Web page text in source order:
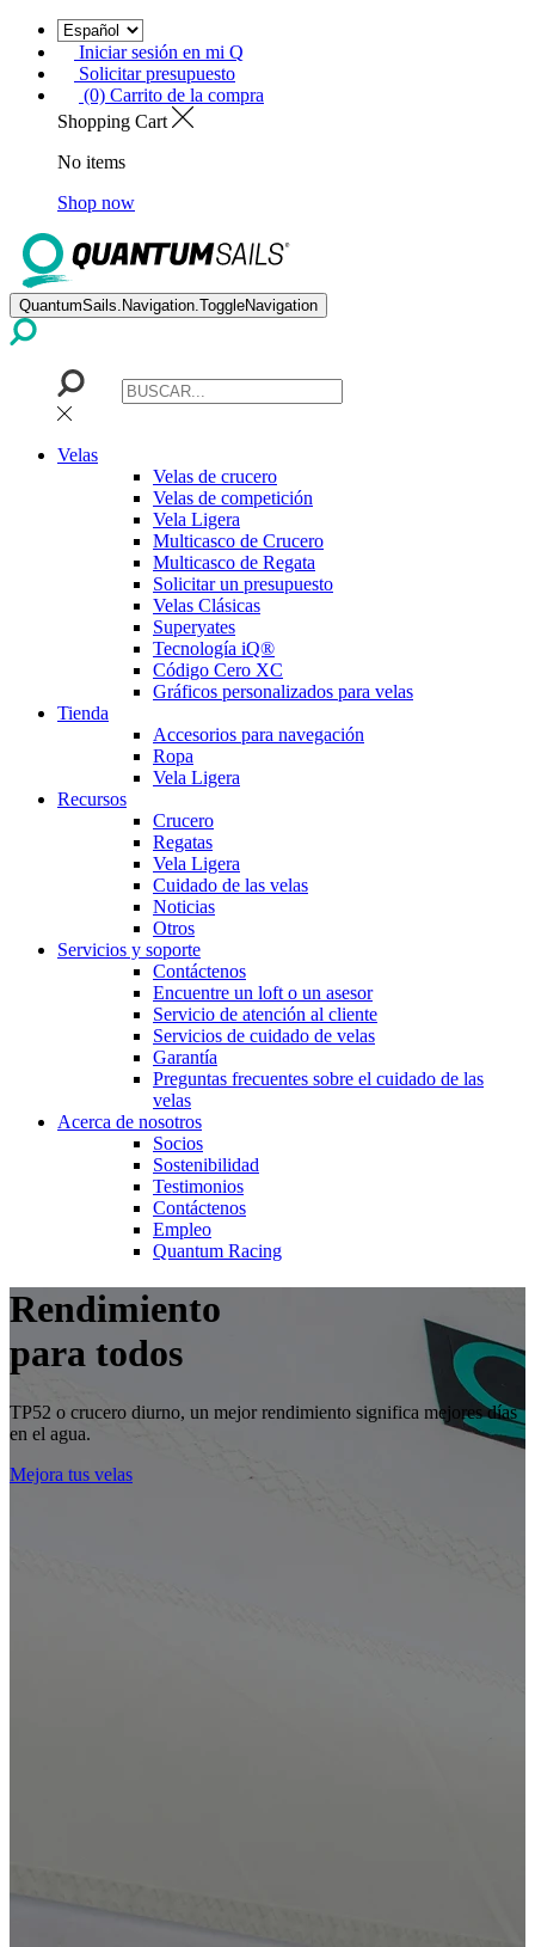
Iniciar sesión en mi Q
Solicitar presupuesto
(0) Carrito de la compra
Shopping Cart
No items
Shop now
QuantumSails.Navigation.ToggleNavigation
Velas
Velas de crucero
Velas de competición
Vela Ligera
Multicasco de Crucero
Multicasco de Regata
Solicitar un presupuesto
Velas Clásicas
Superyates
Tecnología iQ®
Código Cero XC
Gráficos personalizados para velas
Tienda
Accesorios para navegación
Ropa
Vela Ligera
Recursos
Crucero
Regatas
Vela Ligera
Cuidado de las velas
Noticias
Otros
Servicios y soporte
Contáctenos
Encuentre un loft o un asesor
Servicio de atención al cliente
Servicios de cuidado de velas
Garantía
Preguntas frecuentes sobre el cuidado de las
velas
Acerca de nosotros
Socios
Sostenibilidad
Testimonios
Contáctenos
Empleo
Quantum Racing
Rendimiento
para todos
TP52 o crucero diurno, un mejor rendimiento significa mejores días
en el agua.
Mejora tus velas